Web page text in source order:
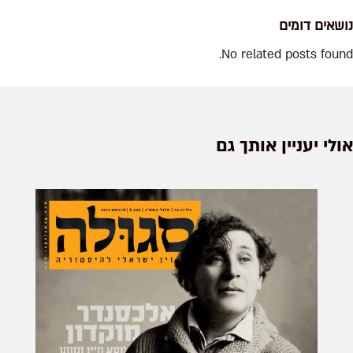
נושאים דומים
No related posts found.
אולי יעניין אותך גם